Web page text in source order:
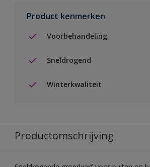
Product kenmerken
Voorbehandeling
Sneldrogend
Winterkwaliteit
Productomschrijving